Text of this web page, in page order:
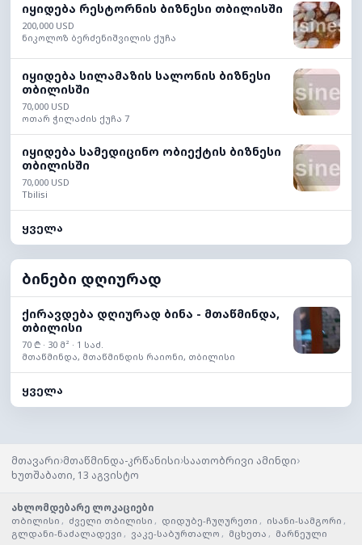
იყიდება რესტორნის ბიზნესი თბილისში
200,000 USD
ნიკოლოზ ბერძენიშვილის ქუჩა
იყიდება სილამაზის სალონის ბიზნესი
თბილისში
70,000 USD
ოთარ ჭილაძის ქუჩა 7
იყიდება სამედიცინო ობიექტის ბიზნესი
თბილისში
70,000 USD
Tbilisi
ყველა
ბინები დღიურად
ქირავდება დღიურად ბინა - მთაწმინდა,
თბილისი
70 ₾ · 30 მ² · 1 საძ.
მთაწმინდა, მთაწმინდის რაიონი, თბილისი
ყველა
მთავარი›მთაწმინდა-კრწანისი›საათობრივი ამინდი›
ხუთშაბათი, 13 აგვისტო
ახლომდებარე ლოკაციები
თბილისი , ძველი თბილისი , დიდუბე-ჩუღურეთი , ისანი-სამგორი ,
გლდანი-ნაძალადევი , ვაკე-საბურთალო , მცხეთა , მარნეული